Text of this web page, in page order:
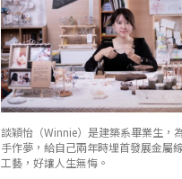
談穎怡（Winnie）是建築系畢業生，
手作夢，給自己兩年時埋首發展金屬
工藝，好讓人生無悔。